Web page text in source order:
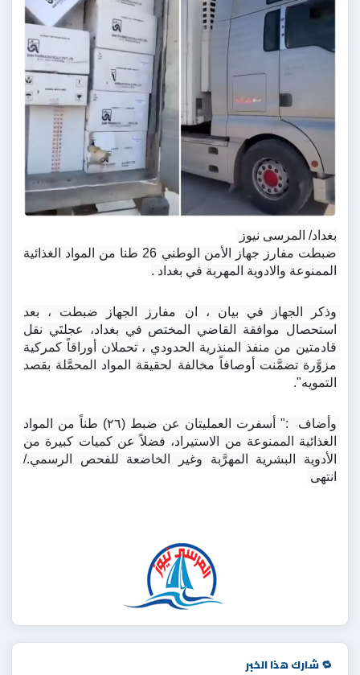
بغداد/ المرسى نيوز
الممنوعة والادوية المهربة في بغداد .
التمويه".
انتهى
🔁 شارك هذا الخبر